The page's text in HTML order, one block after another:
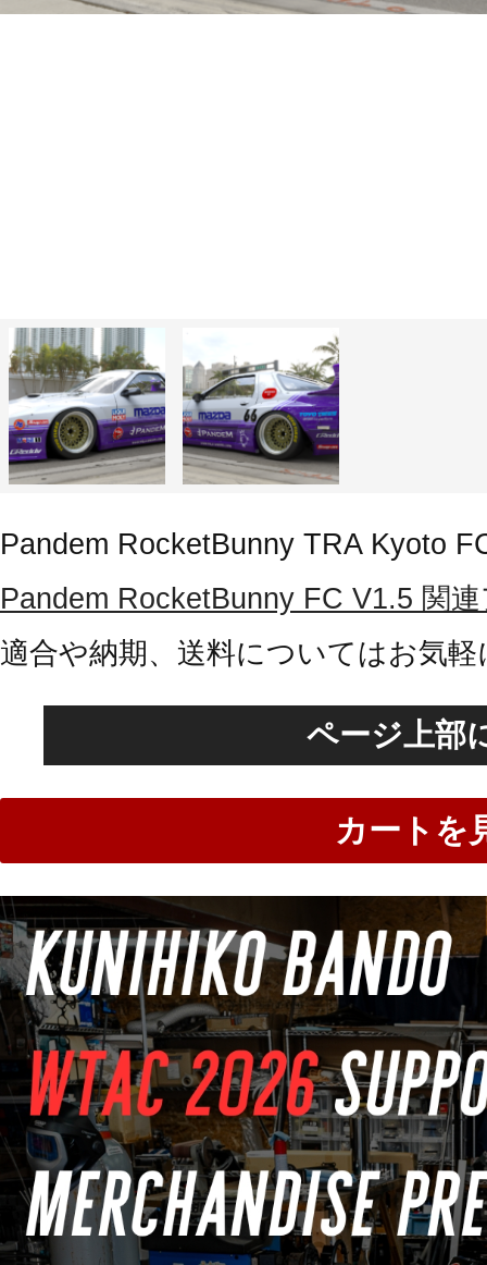
Pandem RocketBunny TRA Kyoto
Pandem RocketBunny FC V1.5 関
適合や納期、送料についてはお気
ページ上部
カートを